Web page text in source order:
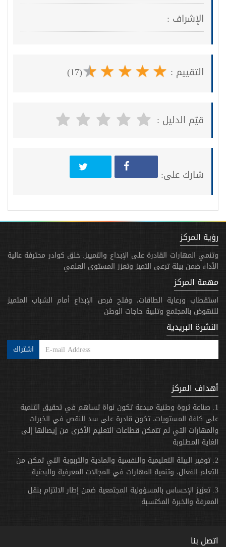
الإشراف :
التقييم : (17)
قيّم الدليل :
شارك على:
رؤية المركز
وتنمي المهارات القادرة على الإبداع والتمييز. خلق كوادر محترفة عالية
الأداء ضمن بيئة ترعى التميز وتعزز المستوى العلمي
مهمة المركز
استقطاب ورعاية الطاقات، وفتح فرص الإبداع أمام الشباب المتميز
للنهوض بالمجتمع وتلبية حاجات الوطن
النشرة البريدية
اشتراك
أهداف المركز
1. صناعة ثروة وطنية مبدعة تكون نواة تساهم في تحقيق التنمية
على كافة المستويات، تكون قادرة على سد النقص في الخبرات
والمهارات التي لم تتمكن قطاعات التعليم الأخرى من إيصالها إلى
الغاية المطلوبة
2. توفير البيئة التعليمية والنفسية والمادية والتربوية التي تمكن من
التعلم الفعال، وتنمية المهارات في المجالات المعرفية والبحثية
3. تعزيز الإحساس بالمسؤولية المجتمعية ضمن إطار الالتزام بنقل
المعرفة والخبرة المكتسبة
اتصل بنا